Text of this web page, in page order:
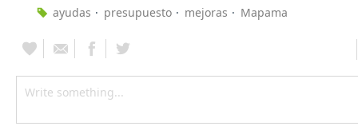
ayudas
presupuesto mejoras Mapama